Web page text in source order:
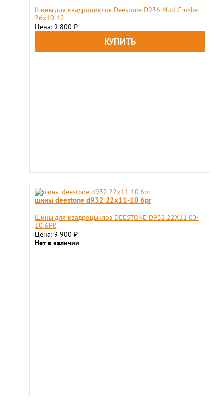
Шины для квадроциклов Deestone D936 Mud Crushe
26x10-12
Цена: 9 800 ₽
шины deestone d932 22x11-10 6pr
Шины для квадроцыклов DEESTONE D932 22X11.00-
10 6PR
Цена: 9 900 ₽
Нет в наличии